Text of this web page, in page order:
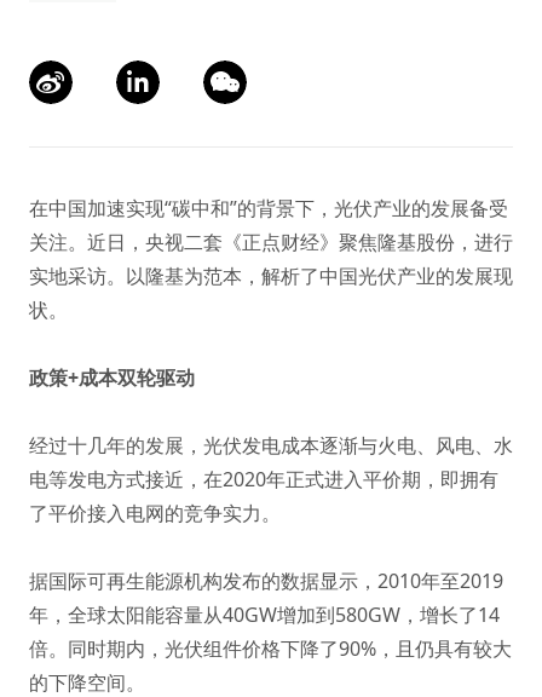
在中国加速实现“碳中和”的背景下，光伏产业的发展备受
关注。近日，央视二套《正点财经》聚焦隆基股份，进行
实地采访。以隆基为范本，解析了中国光伏产业的发展现
状。
政策+成本双轮驱动
经过十几年的发展，光伏发电成本逐渐与火电、风电、水
电等发电方式接近，在2020年正式进入平价期，即拥有
了平价接入电网的竞争实力。
据国际可再生能源机构发布的数据显示，2010年至2019
年，全球太阳能容量从40GW增加到580GW，增长了14
倍。同时期内，光伏组件价格下降了90%，且仍具有较大
的下降空间。